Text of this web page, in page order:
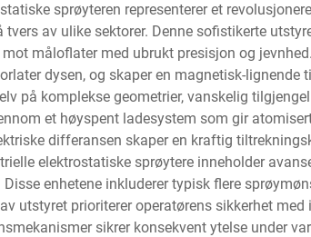
sprøyteren representerer et
tvers av ulike sektorer. Denne sofistikerte
måloflater med ubrukt presisjon og
dysen, og skaper en magnetisk-
på komplekse geometrier, vanskelig
et høyspent ladesystem som gir
differansen skaper en kraftig
elektrostatiske sprøytere inneholder
enhetene inkluderer typisk flere
utstyret prioriterer operatørens sikkerhet
sikrer konsekvent ytelse under